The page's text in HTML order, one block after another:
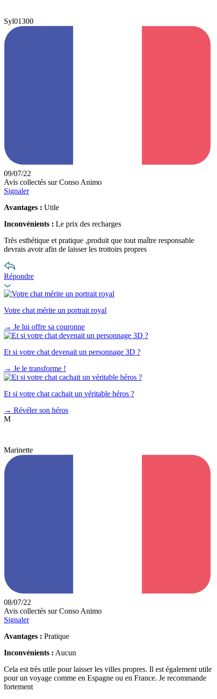
Syl01300
09/07/22
Avis collectés sur Conso Animo
Signaler
Avantages : Utile
Inconvénients : Le prix des recharges
Très esthétique et pratique ,produit que tout maître responsable
devrais avoir afin de laisser les trottoirs propres
Répondre
Votre chat mérite un portrait royal
→ Je lui offre sa couronne
Et si votre chat devenait un personnage 3D ?
→ Je le transforme !
Et si votre chat cachait un véritable héros ?
→ Révéler son héros
M
Marinette
08/07/22
Avis collectés sur Conso Animo
Signaler
Avantages : Pratique
Inconvénients : Aucun
Cela est très utile pour laisser les villes propres. Il est également utile
pour un voyage comme en Espagne ou en France. Je recommande
fortement